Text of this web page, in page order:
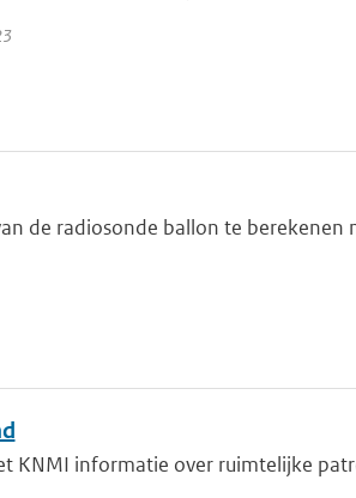
de radiosonde ballon te berekenen
KNMI informatie over ruimtelijke